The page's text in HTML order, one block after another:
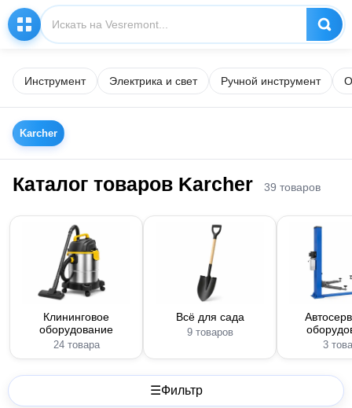
Инструмент Электрика и свет Ручной инструмент
Karcher
Каталог товаров Karcher 39 товаров
Клининговое
оборудование
24 товара
Всё для сада
9 товаров
3
☰Фильтр